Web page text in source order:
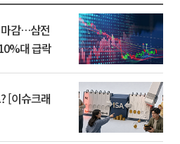
감…삼전
대 급락
[이슈크래